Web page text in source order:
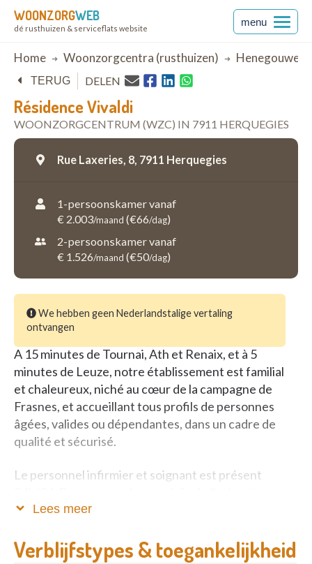
WOONZORGWEB
dé rusthuizen & serviceflats website
menu
Breadcrumb
Home Woonzorgcentra (rusthuizen) Henegouwen
Résidence Vivaldi
WOONZORGCENTRUM (WZC) IN 7911 HERQUEGIES
TERUG DELEN
Rue Laxeries, 8, 7911 Herquegies
1-persoonskamer vanaf
€ 2.003/maand (€66/dag)
2-persoonskamer vanaf
€ 1.526/maand (€50/dag)
We hebben geen Nederlandstalige vertaling
ontvangen
A 15 minutes de Tournai, Ath et Renaix, et à 5
minutes de Leuze, notre établissement est familial
et chaleureux, niché au cœur de la campagne de
Frasnes, et accueillant tous profils de personnes
âgées, valides ou dépendantes, dans un cadre de
qualité et sécurisé.
Le personnel infirmier et soignant est présent
d’hôtellerie et administratif sont à votre disposition.
2x/semaine.
Lees meer
Verblijfstypes & toegankelijkheid